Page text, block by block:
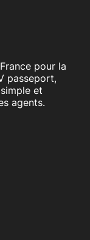
pour la
passeport,
et
agents.